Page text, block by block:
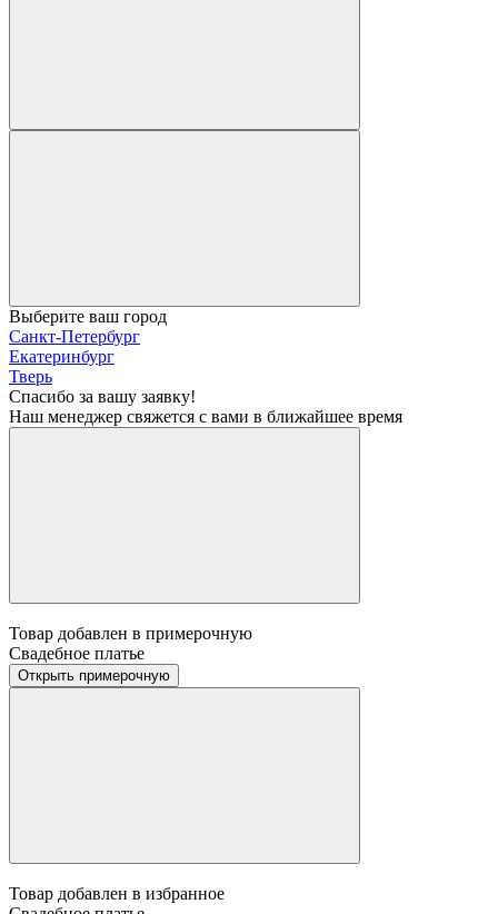
Выберите ваш город
Санкт-Петербург
Екатеринбург
Тверь
Спасибо за вашу заявку!
Наш менеджер свяжется с вами в ближайшее время
Товар добавлен в примерочную
Свадебное платье
Открыть примерочную
Товар добавлен в избранное